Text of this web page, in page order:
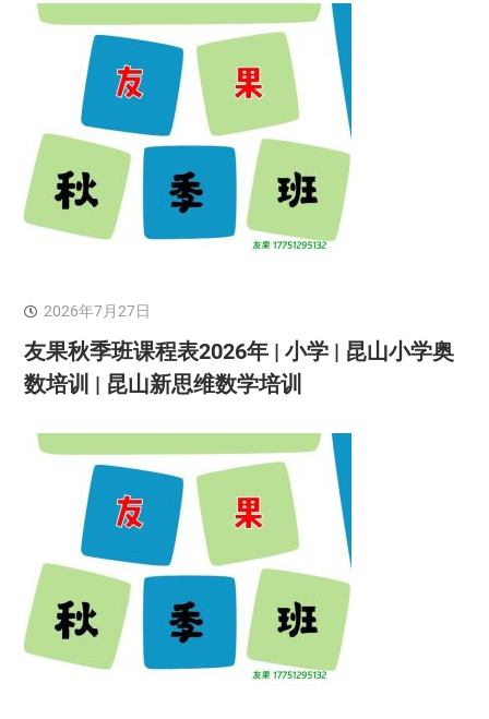
2026年7月27日
友果秋季班课程表2026年 | 小学 | 昆山小学奥
数培训 | 昆山新思维数学培训